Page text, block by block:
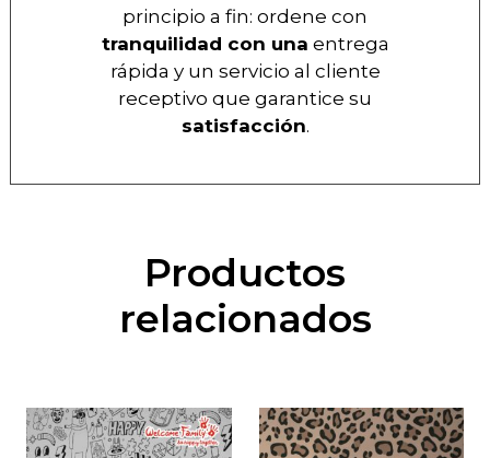
principio a fin: ordene con
tranquilidad con una entrega
rápida y un servicio al cliente
receptivo que garantice su
satisfacción.
Productos
relacionados